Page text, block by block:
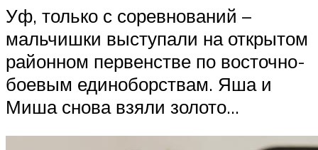
Уф, только с соревнований –
мальчишки выступали на открытом
районном первенстве по восточно-
боевым единоборствам. Яша и
Миша снова взяли золото…